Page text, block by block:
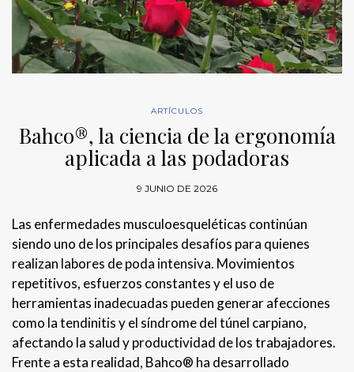
ARTÍCULOS
Bahco®, la ciencia de la ergonomía
aplicada a las podadoras
9 JUNIO DE 2026
Las enfermedades musculoesqueléticas continúan
siendo uno de los principales desafíos para quienes
realizan labores de poda intensiva. Movimientos
repetitivos, esfuerzos constantes y el uso de
herramientas inadecuadas pueden generar afecciones
como la tendinitis y el síndrome del túnel carpiano,
afectando la salud y productividad de los trabajadores.
Frente a esta realidad, Bahco® ha desarrollado